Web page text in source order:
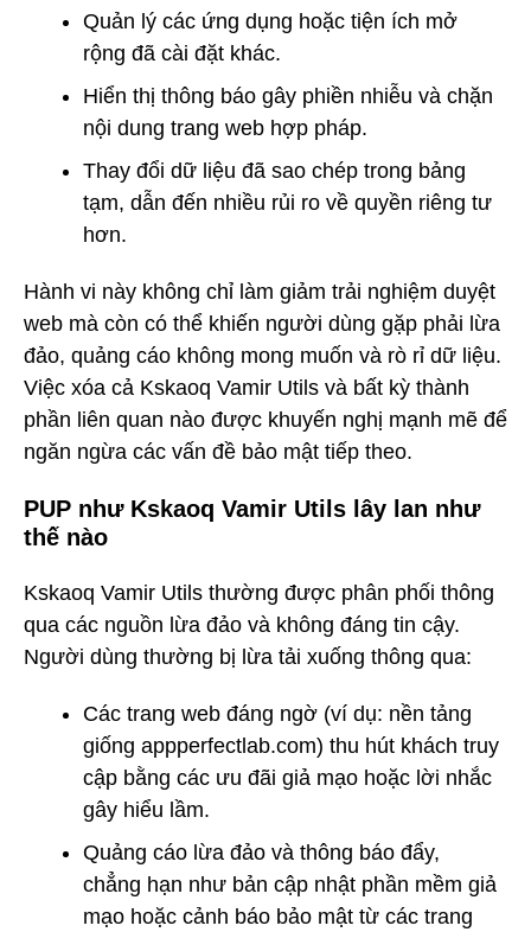
Quản lý các ứng dụng hoặc tiện ích mở
rộng đã cài đặt khác.
Hiển thị thông báo gây phiền nhiễu và chặn
nội dung trang web hợp pháp.
Thay đổi dữ liệu đã sao chép trong bảng
tạm, dẫn đến nhiều rủi ro về quyền riêng tư
hơn.
Hành vi này không chỉ làm giảm trải nghiệm duyệt
web mà còn có thể khiến người dùng gặp phải lừa
đảo, quảng cáo không mong muốn và rò rỉ dữ liệu.
Việc xóa cả Kskaoq Vamir Utils và bất kỳ thành
phần liên quan nào được khuyến nghị mạnh mẽ để
ngăn ngừa các vấn đề bảo mật tiếp theo.
PUP như Kskaoq Vamir Utils lây lan như
thế nào
Kskaoq Vamir Utils thường được phân phối thông
qua các nguồn lừa đảo và không đáng tin cậy.
Người dùng thường bị lừa tải xuống thông qua:
Các trang web đáng ngờ (ví dụ: nền tảng
giống appperfectlab.com) thu hút khách truy
cập bằng các ưu đãi giả mạo hoặc lời nhắc
gây hiểu lầm.
Quảng cáo lừa đảo và thông báo đẩy,
chẳng hạn như bản cập nhật phần mềm giả
mạo hoặc cảnh báo bảo mật từ các trang